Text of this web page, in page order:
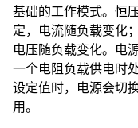
基础的工作模式。恒
定，电流随负载变化
电压随负载变化。电
一个电阻负载供电时
设定值时，电源会切
用。